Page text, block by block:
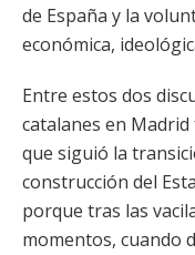
de España y la
económica,
Entre estos dos
catalanes en
que siguió la
construcción del
porque tras las
momentos, cuando